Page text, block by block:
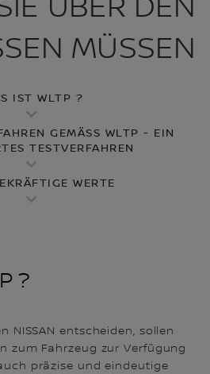
ÜBER DEN
MÜSSEN
IST WLTP ?
GEMÄSS WLTP - EIN
TESTVERFAHREN
WERTE
?
NISSAN entscheiden, sollen
zum Fahrzeug zur Verfügung
präzise und eindeutige